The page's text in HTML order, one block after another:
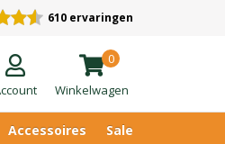
610 ervaringen
0
Winkelwagen
Accessoires Sale